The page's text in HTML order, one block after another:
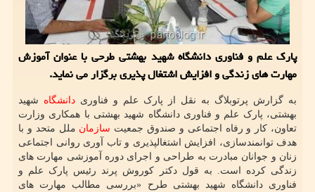
پارک علم و فناوری دانشگاه شهید بهشتی طرحی با عنوان آموزش
مهارت های زندگی و افزایش اشتغال پذیری برگزار می نماید.
به گزارش پرتوبلاگ به نقل از پارک علم و فناوری دانشگاه شهید
بهشتی، پارک علم و فناوری دانشگاه شهید بهشتی با همکاری وزارت
تعاون، کار و رفاه اجتماعی و صندوق جمعیت سازمان ملل متحد و با
هدف توانمند‏سازی، افزایش اشتغال‏پذیری و تاب‏ آوری روانی اجتماعی
زنان و جوانان مبادرت به طراحی و اجرای دوره آموزشی مهارت های
زندگی کرده است. به قول دکتر کوروش پرند رئیس پارک علم و
فناوری دانشگاه شهید بهشتی طرح «بررسی مطالب مهارت های